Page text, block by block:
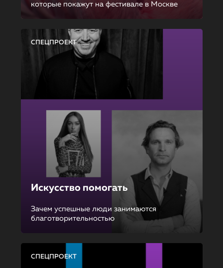
которые покажут на фестивале в Москве
СПЕЦПРОЕКТ
Искусство помогать
Зачем успешные люди занимаются
благотворительностью
СПЕЦПРОЕКТ